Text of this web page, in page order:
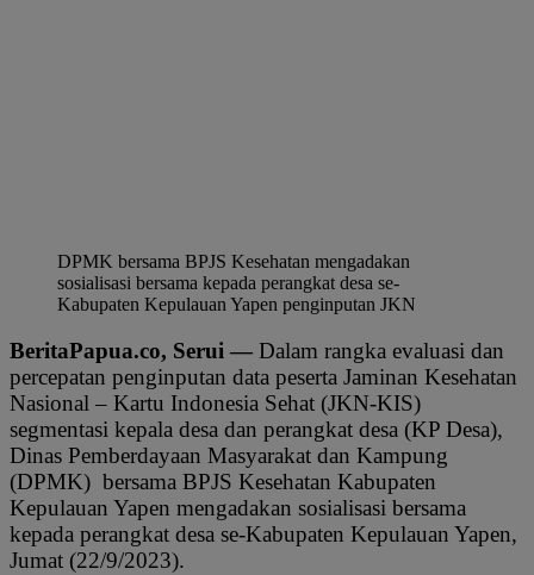
DPMK bersama BPJS Kesehatan mengadakan
sosialisasi bersama kepada perangkat desa se-
Kabupaten Kepulauan Yapen penginputan JKN
BeritaPapua.co, Serui — Dalam rangka evaluasi dan
percepatan penginputan data peserta Jaminan Kesehatan
Nasional – Kartu Indonesia Sehat (JKN-KIS)
segmentasi kepala desa dan perangkat desa (KP Desa),
Dinas Pemberdayaan Masyarakat dan Kampung
(DPMK) bersama BPJS Kesehatan Kabupaten
Kepulauan Yapen mengadakan sosialisasi bersama
kepada perangkat desa se-Kabupaten Kepulauan Yapen,
Jumat (22/9/2023).